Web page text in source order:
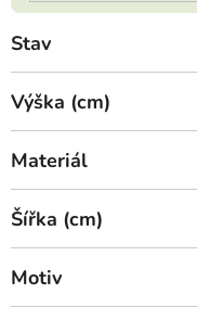
Stav
Výška (cm)
Materiál
Šířka (cm)
Motiv